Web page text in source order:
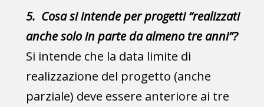
5. Cosa si intende per progetti “realizzati
anche solo in parte da almeno tre anni”?
Si intende che la data limite di
realizzazione del progetto (anche
parziale) deve essere anteriore ai tre